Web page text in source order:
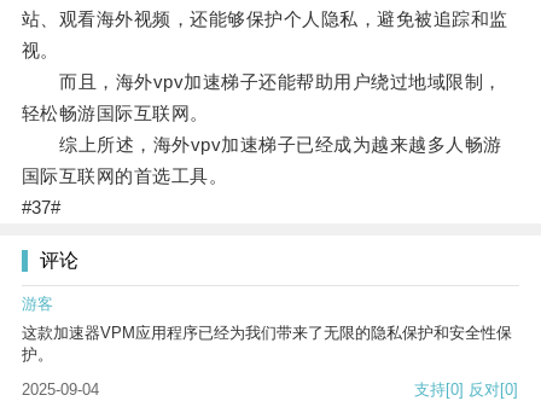
站、观看海外视频，还能够保护个人隐私，避免被追踪和监
视。
而且，海外vpv加速梯子还能帮助用户绕过地域限制，
轻松畅游国际互联网。
综上所述，海外vpv加速梯子已经成为越来越多人畅游
国际互联网的首选工具。
#37#
评论
游客
这款加速器VPM应用程序已经为我们带来了无限的隐私保护和安全性保
护。
2025-09-04
支持[0] 反对[0]